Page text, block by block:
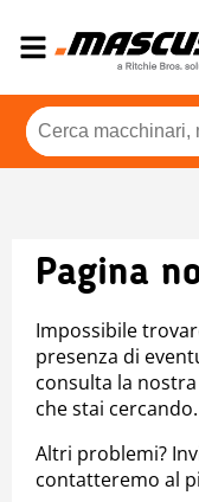
Pagina
Impossibile
presenza di
consulta la
che stai cercando.
Altri problemi?
contatteremo al